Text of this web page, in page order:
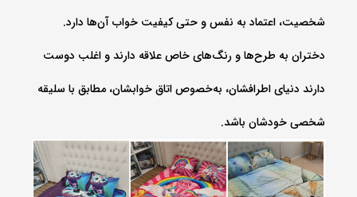
شخصیت، اعتماد به نفس و حتی کیفیت خواب آن‌ها دارد.
دختران به طرح‌ها و رنگ‌های خاص علاقه دارند و اغلب دوست
دارند دنیای اطرافشان، به‌خصوص اتاق خوابشان، مطابق با سلیقه
شخصی خودشان باشد.